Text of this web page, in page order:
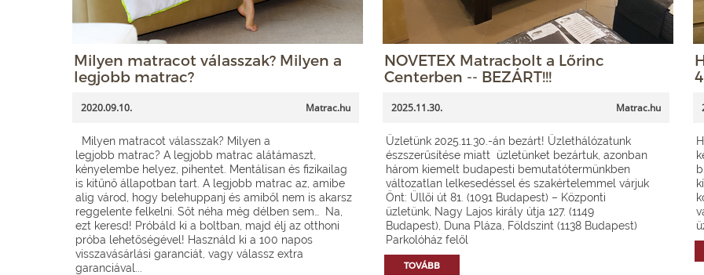
Milyen matracot válasszak? Milyen a
legjobb matrac?
2020.09.10. Matrac.hu
Milyen matracot válasszak? Milyen a
legjobb matrac? A legjobb matrac alátámaszt,
kényelembe helyez, pihentet. Mentálisan és fizikailag
is kitűnő állapotban tart. A legjobb matrac az, amibe
alig várod, hogy belehuppanj és amiből nem is akarsz
reggelente felkelni. Sőt néha még délben sem… Na,
ezt keresd! Próbáld ki a boltban, majd élj az otthoni
próba lehetőségével! Használd ki a 100 napos
visszavásárlási garanciát, vagy válassz extra
garanciával...
NOVETEX Matracbolt a Lőrinc
Centerben -- BEZÁRT!!!
2025.11.30. Matrac.hu
Üzletünk 2025.11.30.-án bezárt! Üzlethálózatunk
észszerűsítése miatt üzletünket bezártuk, azonban
három kiemelt budapesti bemutatótermünkben
változatlan lelkesedéssel és szakértelemmel várjuk
Önt: Üllői út 81. (1091 Budapest) – Központi
üzletünk, Nagy Lajos király útja 127. (1149
Budapest), Duna Pláza, Földszint (1138 Budapest)
Parkolóház felől
TOVÁBB